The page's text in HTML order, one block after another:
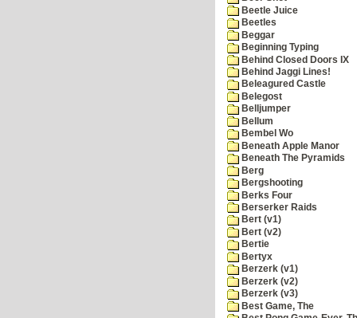
Beetle Juice
Beetles
Beggar
Beginning Typing
Behind Closed Doors IX
Behind Jaggi Lines!
Beleagured Castle
Belegost
Belljumper
Bellum
Bembel Wo
Beneath Apple Manor
Beneath The Pyramids
Berg
Bergshooting
Berks Four
Berserker Raids
Bert (v1)
Bert (v2)
Bertie
Bertyx
Berzerk (v1)
Berzerk (v2)
Berzerk (v3)
Best Game, The